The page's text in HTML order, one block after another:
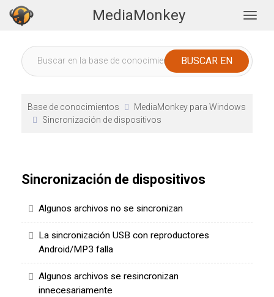
MediaMonkey
Base de conocimientos
MediaMonkey para Windows
Sincronización de dispositivos
Sincronización de dispositivos
Algunos archivos no se sincronizan
La sincronización USB con reproductores
Android/MP3 falla
Algunos archivos se resincronizan
innecesariamente